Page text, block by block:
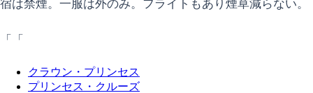
宿は禁煙。一服は外のみ。フライトもあり煙草減らない。
「「
クラウン・プリンセス
プリンセス・クルーズ